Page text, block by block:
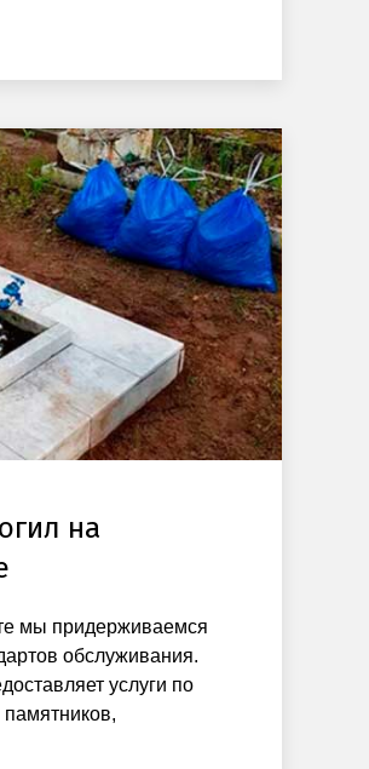
на
мы придерживаемся
обслуживания.
услуги по
памятников,